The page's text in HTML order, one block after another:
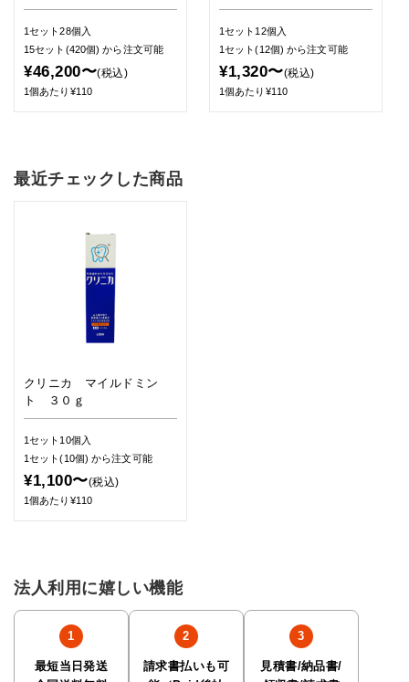
1セット28個入
15セット(420個)から注文可能
¥46,200〜(税込)
1個あたり¥110
1セット12個入
1セット(12個)から注文可能
¥1,320〜(税込)
1個あたり¥110
最近チェックした商品
クリニカ マイルドミン
ト ３０ｇ
1セット10個入
1セット(10個)から注文可能
¥1,100〜(税込)
1個あたり¥110
法人利用に嬉しい機能
最短当日発送
請求書払いも可
見積書/納品書/